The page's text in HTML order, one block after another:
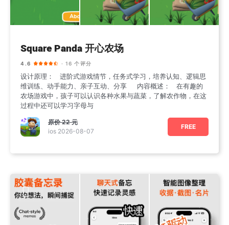
Square Panda 开心农场
4.6 · 16 个评分
设计原理： 进阶式游戏情节，任务式学习，培养认知、逻辑思
维训练、动手能力、亲子互动、分享 内容概述： 在有趣的
农场游戏中，孩子可以认识各种水果与蔬菜，了解农作物，在这
过程中还可以学习字母与
原价22 元
ios 2026-08-07
FREE